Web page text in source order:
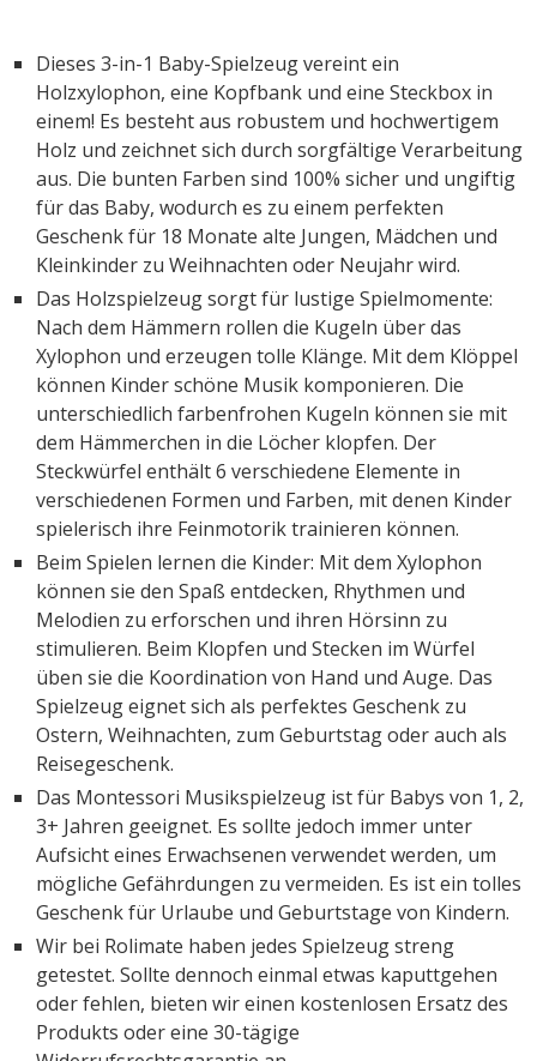
Dieses 3-in-1 Baby-Spielzeug vereint ein
Holzxylophon, eine Kopfbank und eine Steckbox in
einem! Es besteht aus robustem und hochwertigem
Holz und zeichnet sich durch sorgfältige Verarbeitung
aus. Die bunten Farben sind 100% sicher und ungiftig
für das Baby, wodurch es zu einem perfekten
Geschenk für 18 Monate alte Jungen, Mädchen und
Kleinkinder zu Weihnachten oder Neujahr wird.
Das Holzspielzeug sorgt für lustige Spielmomente:
Nach dem Hämmern rollen die Kugeln über das
Xylophon und erzeugen tolle Klänge. Mit dem Klöppel
können Kinder schöne Musik komponieren. Die
unterschiedlich farbenfrohen Kugeln können sie mit
dem Hämmerchen in die Löcher klopfen. Der
Steckwürfel enthält 6 verschiedene Elemente in
verschiedenen Formen und Farben, mit denen Kinder
spielerisch ihre Feinmotorik trainieren können.
Beim Spielen lernen die Kinder: Mit dem Xylophon
können sie den Spaß entdecken, Rhythmen und
Melodien zu erforschen und ihren Hörsinn zu
stimulieren. Beim Klopfen und Stecken im Würfel
üben sie die Koordination von Hand und Auge. Das
Spielzeug eignet sich als perfektes Geschenk zu
Ostern, Weihnachten, zum Geburtstag oder auch als
Reisegeschenk.
Das Montessori Musikspielzeug ist für Babys von 1, 2,
3+ Jahren geeignet. Es sollte jedoch immer unter
Aufsicht eines Erwachsenen verwendet werden, um
mögliche Gefährdungen zu vermeiden. Es ist ein tolles
Geschenk für Urlaube und Geburtstage von Kindern.
Wir bei Rolimate haben jedes Spielzeug streng
getestet. Sollte dennoch einmal etwas kaputtgehen
oder fehlen, bieten wir einen kostenlosen Ersatz des
Produkts oder eine 30-tägige